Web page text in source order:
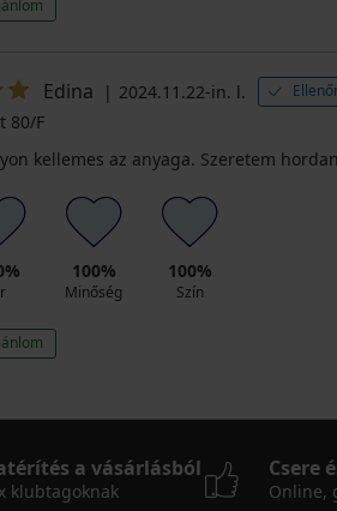
Edina 2024.11.22-in. l.
80/F
kellemes az anyaga. Szeretem
100%
Minőség
100%
Szín
a vásárlásból
klubtagoknak
Csere
Online,